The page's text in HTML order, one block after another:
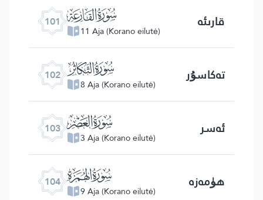
101 ﰒ
11 Aja (Korano eilutė) قارىئە
102 ﰓ
8 Aja (Korano eilutė) تەكاسۇر
103 ﰔ
3 Aja (Korano eilutė) ئەسر
104 ﰕ
9 Aja (Korano eilutė) ھۈمەزە